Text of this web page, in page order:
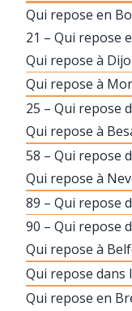
Qui repose en
21 – Qui repose
Qui repose à
Qui repose à
25 – Qui repose
Qui repose à
58 – Qui repose
Qui repose à
89 – Qui repose
90 – Qui repose
Qui repose à
Qui repose dans
Qui repose en